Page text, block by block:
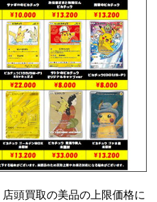
頭買取の美品の上限価格に